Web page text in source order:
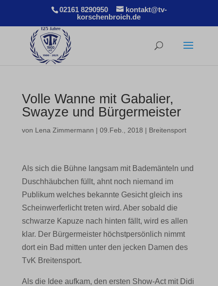
02161 8290950
kontakt@tv-
korschenbroich.de
Volle Wanne mit Gabalier,
Swayze und Bürgermeister
von Lena Zimmermann | 09.Feb., 2018 | Breitensport
Als sich die Bühne langsam mit Bademänteln und
Duschhäubchen füllt, ahnt noch niemand im
Publikum welches bekannte Gesicht gleich ins
Scheinwerferlicht treten wird. Aber sobald die
schwarze Kapuze nach hinten fällt, wird es allen
klar. Der Bürgermeister höchstpersönlich nimmt
dort ein Bad mitten unter den jecken Damen des
TvK Breitensport.
Als die Idee aufkam, den ersten Show-Act mit Didi